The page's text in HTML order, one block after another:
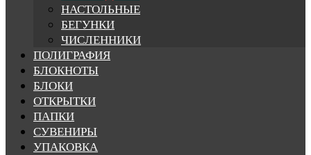
НАСТОЛЬНЫЕ
БЕГУНКИ
ЧИСЛЕННИКИ
ПОЛИГРАФИЯ
БЛОКНОТЫ
БЛОКИ
ОТКРЫТКИ
ПАПКИ
СУВЕНИРЫ
УПАКОВКА